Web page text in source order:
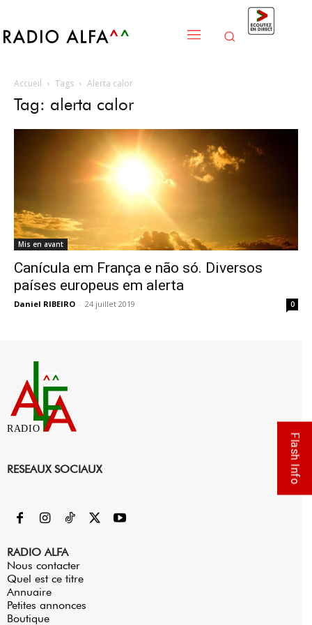
Accueil Tags Alerta calor
Tag: alerta calor
Mis en avant
Canícula em França e não só. Diversos
países europeus em alerta
Daniel RIBEIRO - 24 juillet 2019 0
RADIO
RESEAUX SOCIAUX
RADIO ALFA
Nous contacter
Quel est ce titre
Annuaire
Petites annonces
Boutique
Flash Info